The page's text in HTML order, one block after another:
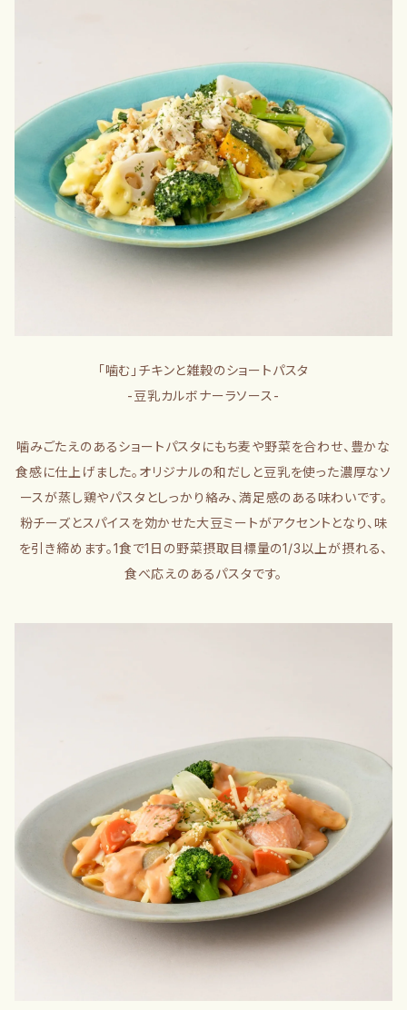
「噛む」チキンと雑穀のショートパスタ
-豆乳カルボナーラソース-
噛みごたえのあるショートパスタにもち麦や野菜を合わせ、豊かな
食感に仕上げました。オリジナルの和だしと豆乳を使った濃厚なソ
ースが蒸し鶏やパスタとしっかり絡み、満足感のある味わいです。
粉チーズとスパイスを効かせた大豆ミートがアクセントとなり、味
を引き締めます。1食で1日の野菜摂取目標量の1/3以上が摂れる、
食べ応えのあるパスタです。